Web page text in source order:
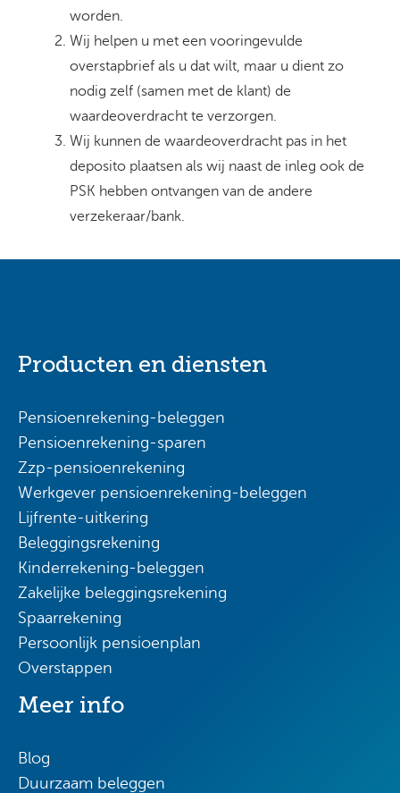
worden.
Wij helpen u met een vooringevulde
overstapbrief als u dat wilt, maar u dient zo
nodig zelf (samen met de klant) de
waardeoverdracht te verzorgen.
Wij kunnen de waardeoverdracht pas in het
deposito plaatsen als wij naast de inleg ook de
PSK hebben ontvangen van de andere
verzekeraar/bank.
Producten en diensten
Pensioenrekening-beleggen
Pensioenrekening-sparen
Zzp-pensioenrekening
Werkgever pensioenrekening-beleggen
Lijfrente-uitkering
Beleggingsrekening
Kinderrekening-beleggen
Zakelijke beleggingsrekening
Spaarrekening
Persoonlijk pensioenplan
Overstappen
Meer info
Blog
Duurzaam beleggen